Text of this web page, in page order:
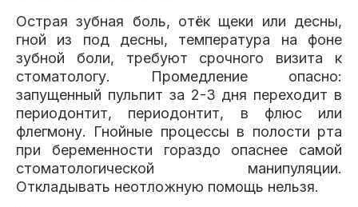
Острая зубная боль, отёк щеки или десны,
гной из под десны, температура на фоне
зубной боли, требуют срочного визита к
стоматологу. Промедление опасно:
запущенный пульпит за 2-3 дня переходит в
периодонтит, периодонтит, в флюс или
флегмону. Гнойные процессы в полости рта
при беременности гораздо опаснее самой
стоматологической манипуляции.
Откладывать неотложную помощь нельзя.